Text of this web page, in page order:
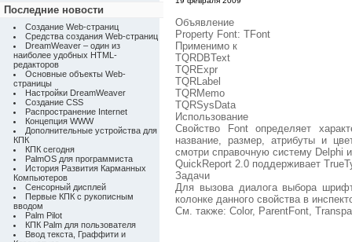
Последние новости
Создание Web-страниц
Средства создания Web-страниц
DreamWeaver – один из
наиболее удобных HTML-
редакторов
Основные объекты Web-
страницы
Настройки DreamWeaver
Создание CSS
Распространение Internet
Концепция WWW
Дополнительные устройства для
КПК
КПК сегодня
PalmOS для программиста
История Развития Карманных
Компьютеров
Сенсорный дисплей
Первые КПК с рукописным
вводом
Palm Pilot
КПК Palm для пользователя
Ввод текста, Граффити и
Объявление
Property Font: TFont
Применимо к
TQRDBText
TQRExpr
TQRLabel
TQRMemo
TQRSysData
Использование
Свойство Font определяет
название, размер, атрибуты и
смотри справочную систему Delphi
QuickReport 2.0 поддерживает
Задачи
Для вызова диалога выбора
колонке данного свойства в
См. также: Color, ParentFont,